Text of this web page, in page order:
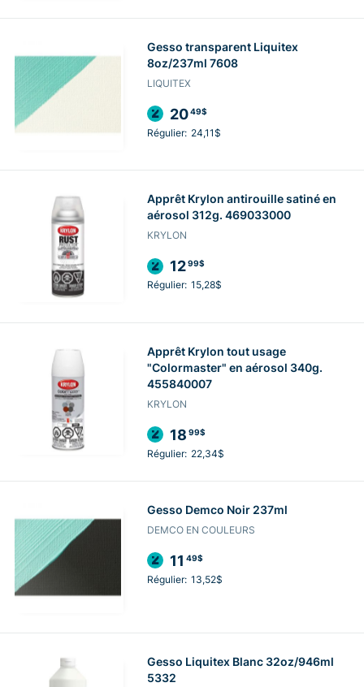
Gesso transparent Liquitex
8oz/237ml 7608
LIQUITEX
2049$
Régulier: 24,11$
Apprêt Krylon antirouille satiné en
aérosol 312g. 469033000
KRYLON
1299$
Régulier: 15,28$
Apprêt Krylon tout usage
"Colormaster" en aérosol 340g.
455840007
KRYLON
18 99$
Régulier: 22,34$
Gesso Demco Noir 237ml
DEMCO EN COULEURS
11 49$
Régulier: 13,52$
Gesso Liquitex Blanc 32oz/946ml
5332